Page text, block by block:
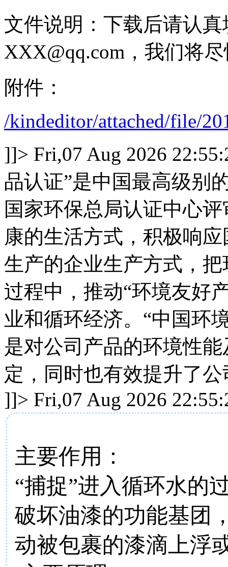
文件说明：下载后请认
XXX@qq.com，我们将
附件：
/kindeditor/attached/file/
]]> Fri,07 Aug 2026
品认证”是中国最高级别
国家环保总局认证中心
康的生活方式，积极响
生产的企业生产方式，
过程中，推动“环境友好
业和循环经济。“中国环
是对公司产品的环境性
定，同时也有效提升了
]]> Fri,07 Aug 2026
主要作用：
“捕捉”进入循环水的
破坏油漆的功能基团
动被包裹的漆滴上浮